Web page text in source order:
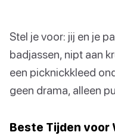
Stel je voor: jij en je
badjassen, nipt aan
een picknickkleed
geen drama, alleen
Beste Tijden voor